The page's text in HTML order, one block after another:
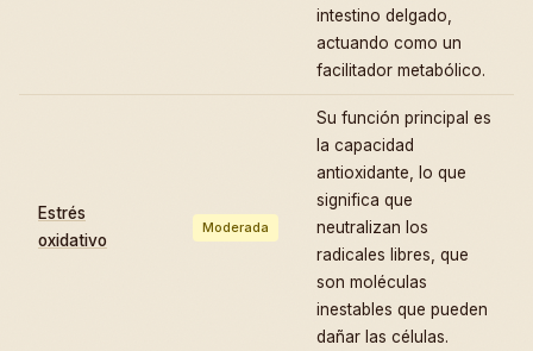
intestino delgado,
actuando como un
facilitador metabólico.
Estrés
oxidativo
Moderada
Su función principal es
la capacidad
antioxidante, lo que
significa que
neutralizan los
radicales libres, que
son moléculas
inestables que pueden
dañar las células.